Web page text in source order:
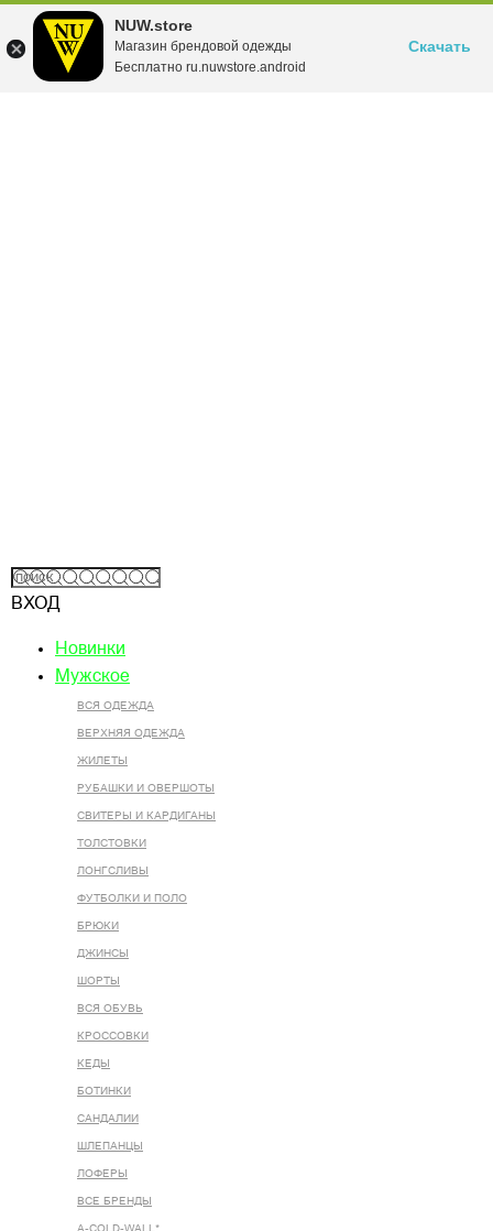
NUW.store
Магазин брендовой одежды
Бесплатно ru.nuwstore.android
Скачать
ВХОД
Новинки
Мужское
ВСЯ ОДЕЖДА
ВЕРХНЯЯ ОДЕЖДА
ЖИЛЕТЫ
РУБАШКИ И ОВЕРШОТЫ
СВИТЕРЫ И КАРДИГАНЫ
ТОЛСТОВКИ
ЛОНГСЛИВЫ
ФУТБОЛКИ И ПОЛО
БРЮКИ
ДЖИНСЫ
ШОРТЫ
ВСЯ ОБУВЬ
КРОССОВКИ
КЕДЫ
БОТИНКИ
САНДАЛИИ
ШЛЕПАНЦЫ
ЛОФЕРЫ
ВСЕ БРЕНДЫ